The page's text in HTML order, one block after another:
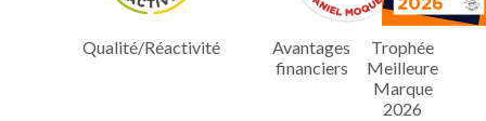
Qualité/Réactivité
Avantages
financiers
Trophée
Meilleure
Marque
2026